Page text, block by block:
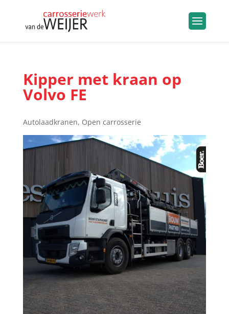
Kipper met kraan op
Volvo FE
Autolaadkranen, Open carrosserie